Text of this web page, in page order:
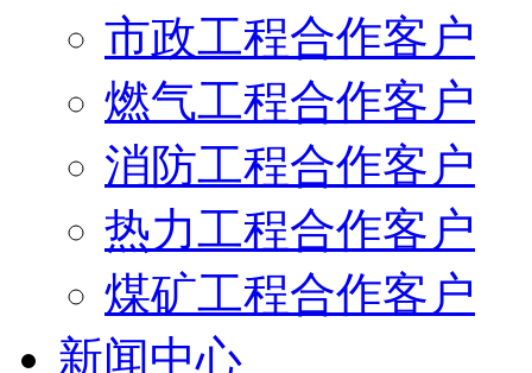
市政工程合作客户
燃气工程合作客户
消防工程合作客户
热力工程合作客户
煤矿工程合作客户
新闻中心